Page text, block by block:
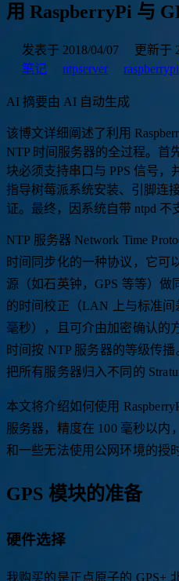
用 RaspberryPi 与
发表于 2018/04/07 更新于
笔记
ntpserver raspberrypi
AI 摘要由 AI 自动生成
该博文详细阐 述了利 用 Raspberr
NTP 时间 服务器的全过程。 首
块必须支持串 口 与 PPS 信号 ，
指导树莓派系统安装、 引 脚连
证。 最终 ， 因 系统自带 ntpd 不
NTP 服务器 Network Time
时间同步化的一种协议，它可
源（如石英钟，GPS 等等）
的时间校正（LAN 上与标准间
毫秒），且可介由加密确认的
时间按 NTP 服务器的等级传播
本文将介绍如何使用
服务器，精度在 100 毫秒以内